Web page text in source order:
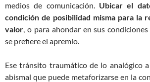
medios de comunicación. Ubicar el
condición de posibilidad misma para la
valor, o para ahondar en sus
se prefiere el apremio.
Ese tránsito traumático de lo analógico
abismal que puede metaforizarse en la